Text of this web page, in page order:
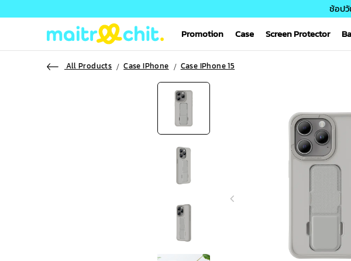
ช้อป
Promotion
Case Screen Protector
All Products Case IPhone Case IPhone 15